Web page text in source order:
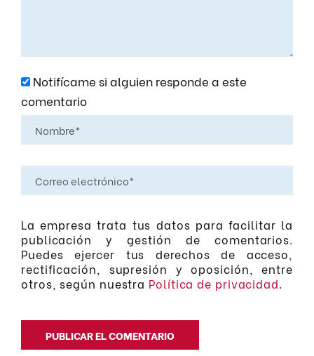
Notifícame si alguien responde a este
comentario
La empresa trata tus datos para facilitar la
publicación y gestión de comentarios.
Puedes ejercer tus derechos de acceso,
rectificación, supresión y oposición, entre
otros, según nuestra Política de privacidad.